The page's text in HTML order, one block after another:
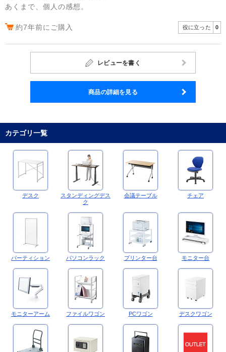
あくまで、個人の感想。
約7年前にご購入 役に立った 0
レビューを書く
商品の詳細を見る
カテゴリ一覧
デスク
スタンディングデス
ク
会議テーブル チェア
パーティション パソコンラック プリンター台 モニター台
モニターアーム ファイルワゴン PCワゴン デスクワゴン